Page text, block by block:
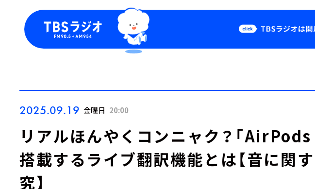
Podcast
2025.09.19 金曜日 20:00
リアルほんやくコンニャク？「
搭載するライブ翻訳機能とは【音に関
究】